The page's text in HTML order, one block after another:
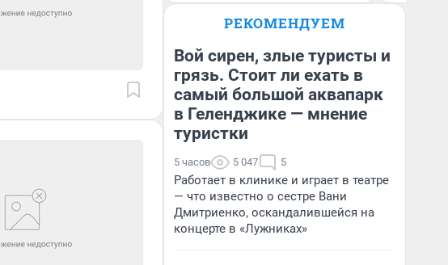
РЕКОМЕНДУЕМ
Вой сирен, злые туристы и
грязь. Стоит ли ехать в
самый большой аквапарк
в Геленджике — мнение
туристки
5 часов 5 047 5
Работает в клинике и играет в театре
— что известно о сестре Вани
Дмитриенко, оскандалившейся на
концерте в «Лужниках»